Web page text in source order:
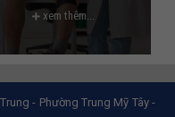
xem thêm...
- Phường Trung Mỹ Tây -